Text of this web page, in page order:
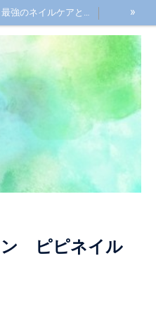
最強のネイルケアとは？ »
ン ピピネイル